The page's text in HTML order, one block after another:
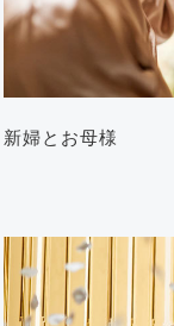
新婦とお母様